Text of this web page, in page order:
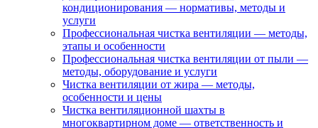
кондиционирования — нормативы, методы и
услуги
Профессиональная чистка вентиляции — методы,
этапы и особенности
Профессиональная чистка вентиляции от пыли —
методы, оборудование и услуги
Чистка вентиляции от жира — методы,
особенности и цены
Чистка вентиляционной шахты в
многоквартирном доме — ответственность и